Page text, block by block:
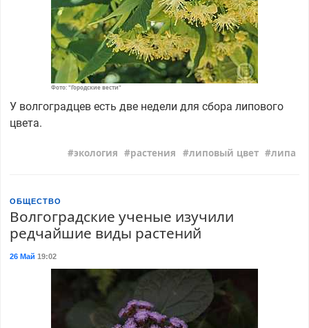
Фото: "Городские вести"
У волгоградцев есть две недели для сбора липового
цвета.
экология растения липовый цвет липа
ОБЩЕСТВО
Волгоградские ученые изучили
редчайшие виды растений
26 Май 19:02